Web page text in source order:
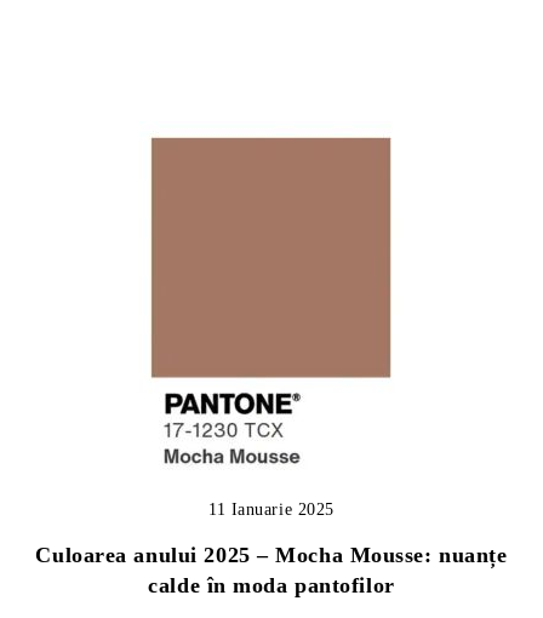
Culoarea anului 2025 – Mocha Mousse: nuanțe
calde în moda pantofilor
11 Ianuarie 2025